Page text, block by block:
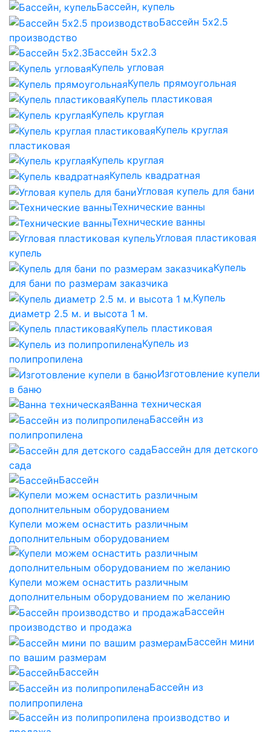
Бассейн, купель
Бассейн 5х2.5
производство
Бассейн 5х2.3
Купель угловая
Купель прямоугольная
Купель пластиковая
Купель круглая
Купель круглая
пластиковая
Купель круглая
Купель квадратная
Угловая купель для бани
Технические ванны
Технические ванны
Угловая пластиковая
купель
Купель
для бани по размерам заказчика
Купель
диаметр 2.5 м. и высота 1 м.
Купель пластиковая
Купель из
полипропилена
Изготовление купели
в баню
Ванна техническая
Бассейн из
полипропилена
Бассейн для детского
сада
Бассейн
Купели можем оснастить различным
дополнительным оборудованием
Купели можем оснастить различным
дополнительным оборудованием по желанию
Бассейн
производство и продажа
Бассейн мини
по вашим размерам
Бассейн
Бассейн из
полипропилена